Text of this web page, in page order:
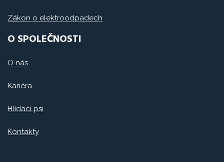
Zákon o elektroodpadech
O SPOLEČNOSTI
O nás
Kariéra
Hlídací psi
Kontakty